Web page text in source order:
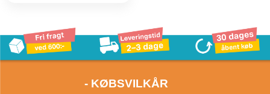
- KØBSVILKÅR